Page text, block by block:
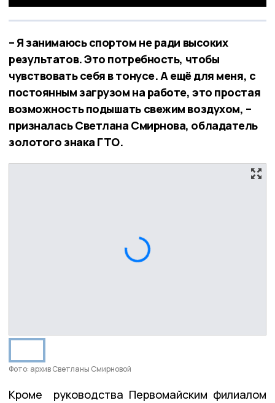
– Я занимаюсь спортом не ради высоких
результатов. Это потребность, чтобы
чувствовать себя в тонусе. А ещё для меня, с
постоянным загрузом на работе, это простая
возможность подышать свежим воздухом, –
призналась Светлана Смирнова, обладатель
золотого знака ГТО.
Фото: архив Светланы Смирновой
Кроме руководства Первомайским филиалом